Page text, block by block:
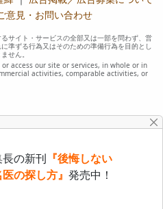
意見・お問い合わせ
サイト・サービスの全部又は一部を問わず、営
準ずる行為又はそのための準備行為を目的とし
せん。
access our site or services, in whole or in
activities, comparable activities, or
の新刊
『後悔しない
の探し方』 発売中！